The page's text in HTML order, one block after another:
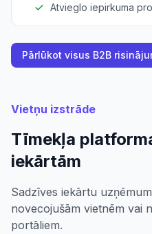
Atvieglo iepirkuma
Pārlūkot visus B2B
Vietņu izstrāde
Tīmekļa
iekārtām
Sadzīves iekārtu
novecojušām vietnēm vai
portāliem.